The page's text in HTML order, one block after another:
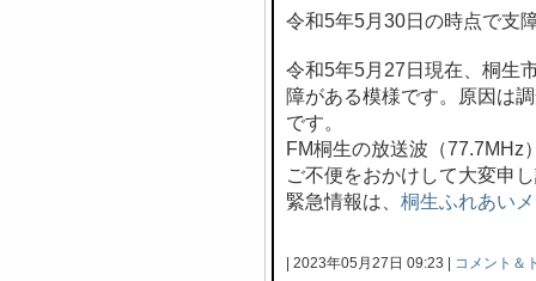
令和5年5月30日の時点で支
令和5年5月27日現在、桐生
障がある模様です。原因は
です。
FM桐生の放送波（77.7MHz
ご不便をおかけして大変申
緊急情報は、 桐生ふれあい
| 2023年05月27日 09:23 | コメント＆